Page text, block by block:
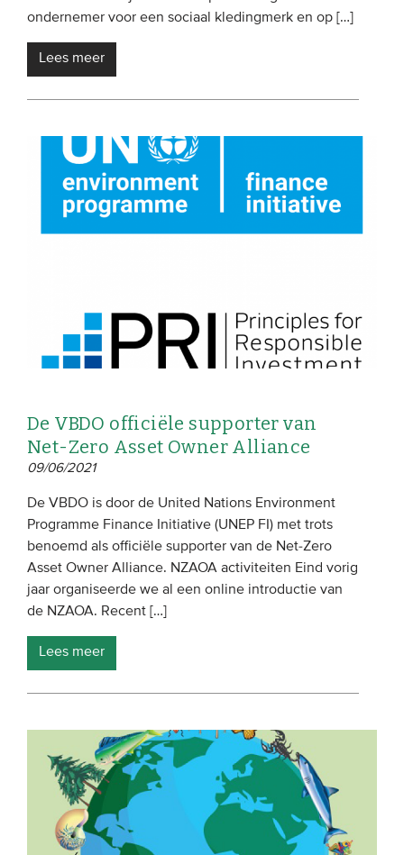
ondernemer voor een sociaal kledingmerk en op […]
Lees meer
De VBDO officiële supporter van
Net-Zero Asset Owner Alliance
09/06/2021
De VBDO is door de United Nations Environment
Programme Finance Initiative (UNEP FI) met trots
benoemd als officiële supporter van de Net-Zero
Asset Owner Alliance. NZAOA activiteiten Eind vorig
jaar organiseerde we al een online introductie van
de NZAOA. Recent […]
Lees meer